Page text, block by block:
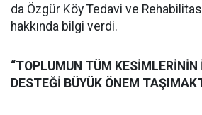
da Özgür Köy Tedavi ve
hakkında bilgi verdi.
“TOPLUMUN TÜM KESİMLERİNİN
DESTEĞİ BÜYÜK ÖNEM